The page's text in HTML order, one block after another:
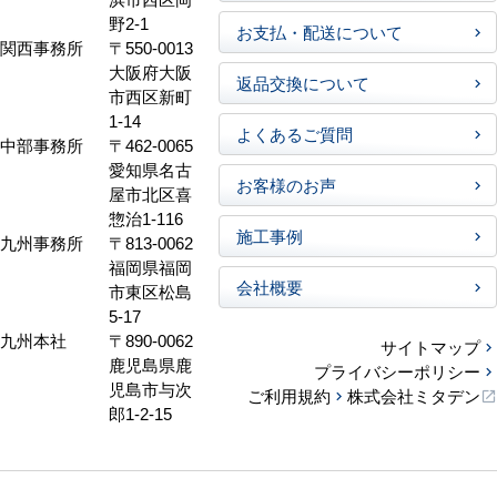
野2-1
関西事務所
〒550-0013
大阪府大阪
市西区新町
1-14
中部事務所
〒462-0065
愛知県名古
屋市北区喜
惣治1-116
九州事務所
〒813-0062
福岡県福岡
市東区松島
5-17
九州本社
〒890-0062
鹿児島県鹿
児島市与次
郎1-2-15
お支払・配送について
返品交換について
よくあるご質問
お客様のお声
施工事例
会社概要
サイトマップ
プライバシーポリシー
ご利用規約
株式会社ミタデン